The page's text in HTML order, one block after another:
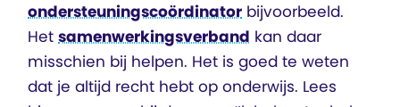
ondersteuningscoördinator bijvoorbeeld.
Hetsamenwerkingsverband kan daar
misschien bij helpen. Het is goed te weten
dat je altijd recht hebt op onderwijs. Lees